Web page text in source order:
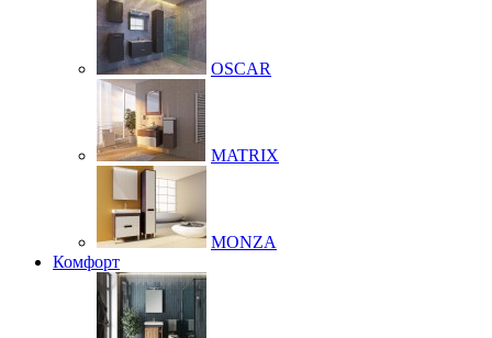
OSCAR
MATRIX
MONZA
Комфорт